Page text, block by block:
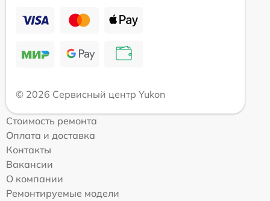
© 2026 Сервисный центр Yukon
Стоимость ремонта
Оплата и доставка
Контакты
Вакансии
О компании
Ремонтируемые модели